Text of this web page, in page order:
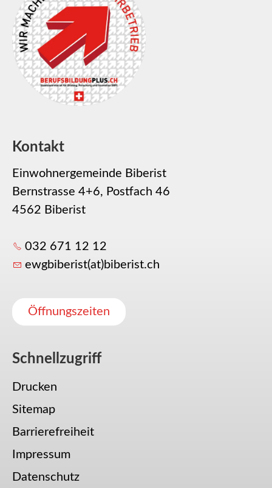
Kontakt
Einwohnergemeinde Biberist
Bernstrasse 4+6, Postfach 46
4562 Biberist
032 671 12 12
ewgbiberist(at)biberist.ch
Öffnungszeiten
Schnellzugriff
Drucken
Sitemap
Barrierefreiheit
Impressum
Datenschutz